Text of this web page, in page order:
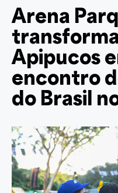
dores do Brasil no
Arena
Apipucos
encontro
do Brasil
Parque da Jaqueira
Parque Santana
iBT
Nu Cine Copan
Viva do Brasil